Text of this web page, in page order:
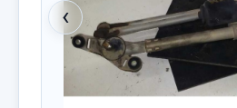
‹